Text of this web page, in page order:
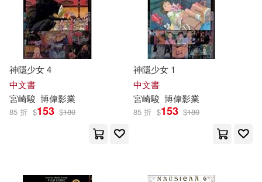
神隱少女 4
中文書
宮崎駿 博偉影業
85 折 $153 $180
神隱少女 1
中文書
宮崎駿 博偉影業
85 折 $153 $180